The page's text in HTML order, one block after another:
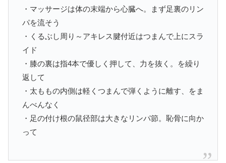
・マッサージは体の末端から心臓へ。まず足裏のリン
パを流そう
・くるぶし周り～アキレス腱付近はつまんで上にスラ
イド
・膝の裏は指4本で優しく押して、力を抜く。を繰り
返して
・太ももの内側は軽くつまんで弾くように離す、をま
んべんなく
・足の付け根の鼠径部は大きなリンパ節。恥骨に向か
って